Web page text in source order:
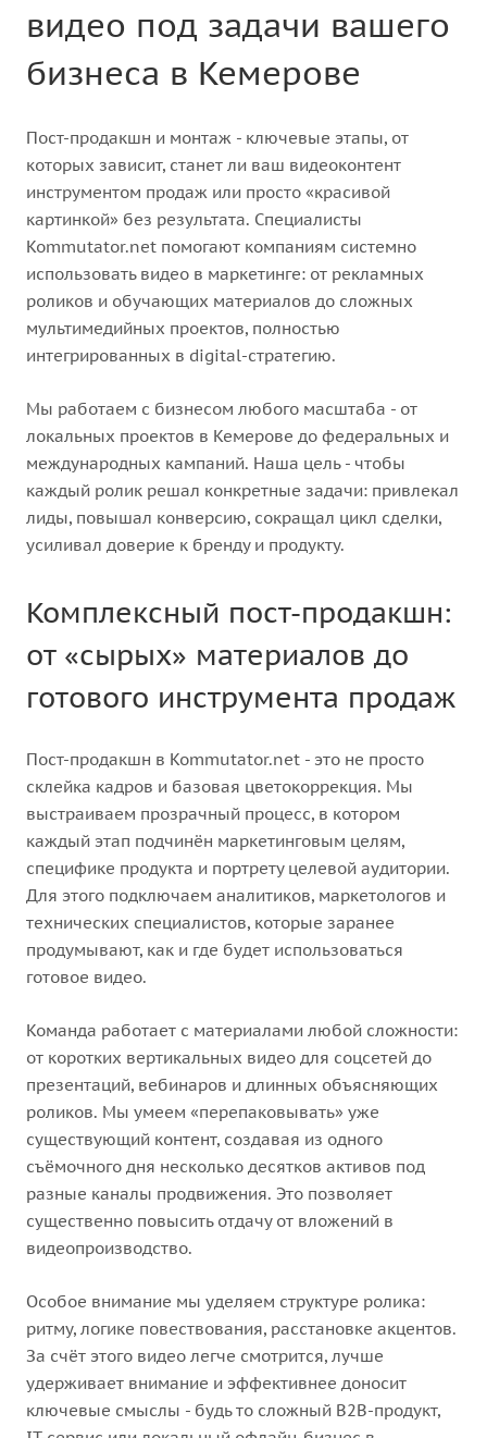
видео под задачи вашего
бизнеса в Кемерове
Пост-продакшн и монтаж - ключевые этапы, от
которых зависит, станет ли ваш видеоконтент
инструментом продаж или просто «красивой
картинкой» без результата. Специалисты
Kommutator.net помогают компаниям системно
использовать видео в маркетинге: от рекламных
роликов и обучающих материалов до сложных
мультимедийных проектов, полностью
интегрированных в digital-стратегию.
Мы работаем с бизнесом любого масштаба - от
локальных проектов в Кемерове до федеральных и
международных кампаний. Наша цель - чтобы
каждый ролик решал конкретные задачи: привлекал
лиды, повышал конверсию, сокращал цикл сделки,
усиливал доверие к бренду и продукту.
Комплексный пост-продакшн:
от «сырых» материалов до
готового инструмента продаж
Пост-продакшн в Kommutator.net - это не просто
склейка кадров и базовая цветокоррекция. Мы
выстраиваем прозрачный процесс, в котором
каждый этап подчинён маркетинговым целям,
специфике продукта и портрету целевой аудитории.
Для этого подключаем аналитиков, маркетологов и
технических специалистов, которые заранее
продумывают, как и где будет использоваться
готовое видео.
Команда работает с материалами любой сложности:
от коротких вертикальных видео для соцсетей до
презентаций, вебинаров и длинных объясняющих
роликов. Мы умеем «перепаковывать» уже
существующий контент, создавая из одного
съёмочного дня несколько десятков активов под
разные каналы продвижения. Это позволяет
существенно повысить отдачу от вложений в
видеопроизводство.
Особое внимание мы уделяем структуре ролика:
ритму, логике повествования, расстановке акцентов.
За счёт этого видео легче смотрится, лучше
удерживает внимание и эффективнее доносит
ключевые смыслы - будь то сложный B2B-продукт,